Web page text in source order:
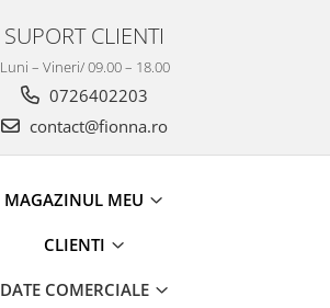
SUPORT CLIENTI
Luni – Vineri/ 09.00 – 18.00
0726402203
contact@fionna.ro
MAGAZINUL MEU
CLIENTI
DATE COMERCIALE